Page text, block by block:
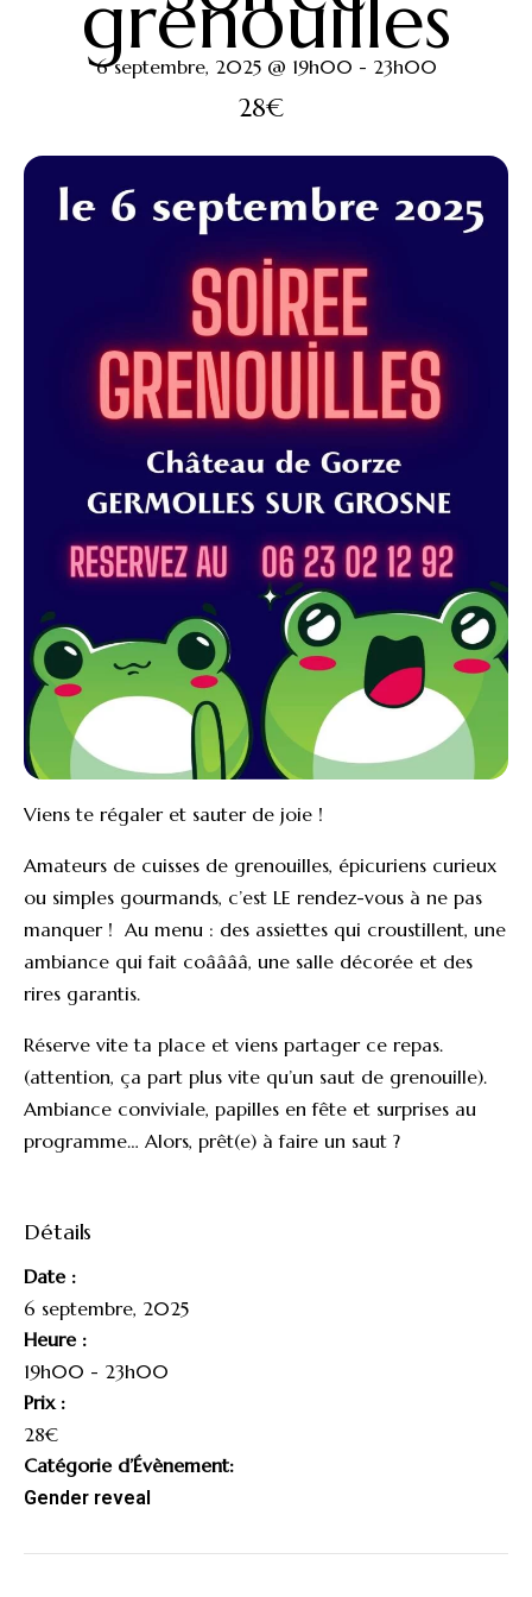
grenouilles
6 septembre, 2025 @ 19h00 - 23h00
28€
Viens te régaler et sauter de joie !
Amateurs de cuisses de grenouilles, épicuriens curieux
ou simples gourmands, c’est LE rendez-vous à ne pas
manquer ! Au menu : des assiettes qui croustillent, une
ambiance qui fait coââââ, une salle décorée et des
rires garantis.
Réserve vite ta place et viens partager ce repas.
(attention, ça part plus vite qu’un saut de grenouille).
Ambiance conviviale, papilles en fête et surprises au
programme… Alors, prêt(e) à faire un saut ?
Détails
Date :
6 septembre, 2025
Heure :
19h00 - 23h00
Prix :
28€
Catégorie d’Évènement:
Gender reveal